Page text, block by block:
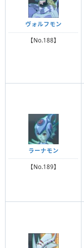
ヴォルフモン
【No.188】
ラーナモン
【No.189】